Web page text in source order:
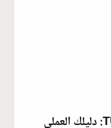
TURKPATENT 2026/2026: دليلك العملي